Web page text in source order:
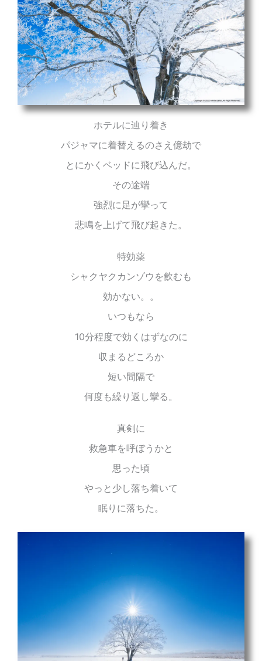
ホテルに辿り着き
パジャマに着替えるのさえ億劫で
とにかくベッドに飛び込んだ。
その途端
強烈に足が攣って
悲鳴を上げて飛び起きた。
特効薬
シャクヤクカンゾウを飲むも
効かない。。
いつもなら
10分程度で効くはずなのに
収まるどころか
短い間隔で
何度も繰り返し攣る。
真剣に
救急車を呼ぼうかと
思った頃
やっと少し落ち着いて
眠りに落ちた。